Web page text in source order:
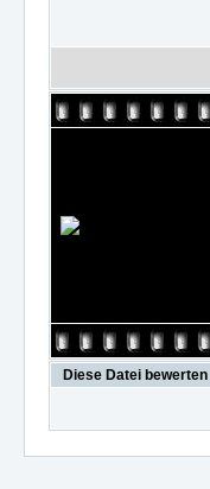
Diese Datei bewerten